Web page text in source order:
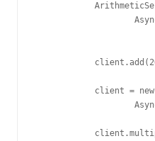
client =